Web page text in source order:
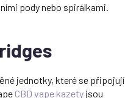
pody nebo spirálkami.
jednotky, které se připojují
CBD vape kazety jsou